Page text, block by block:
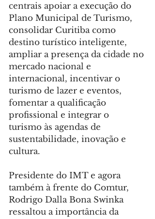
centrais apoiar a execução do
Plano Municipal de Turismo,
consolidar Curitiba como
destino turístico inteligente,
ampliar a presença da cidade no
mercado nacional e
internacional, incentivar o
turismo de lazer e eventos,
fomentar a qualificação
profissional e integrar o
turismo às agendas de
sustentabilidade, inovação e
cultura.
Presidente do IMT e agora
também à frente do Comtur,
Rodrigo Dalla Bona Swinka
ressaltou a importância da